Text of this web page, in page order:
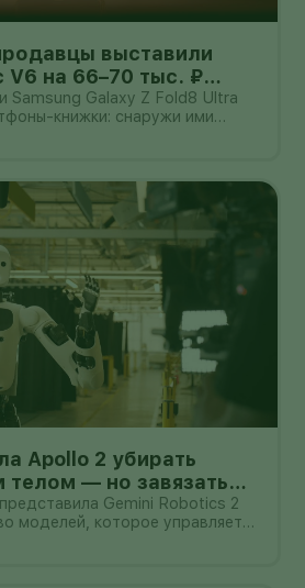
выставили
V6 на 66–70 тыс. ₽
Z Fold8 Ultra — но
Samsung Galaxy Z Fold8 Ultra
книжки: снаружи ими
Apollo 2 убирать
телом — но завязать
лишь в 44% попыток
Gemini Robotics 2
моделей, которое управляет